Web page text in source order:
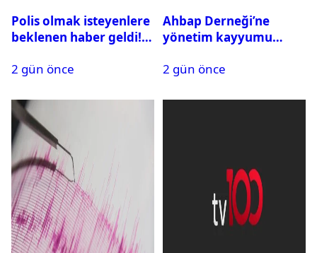
Polis olmak isteyenlere
beklenen haber geldi!
2 gün önce
Ahbap Derneği’ne
yönetim kayyumu
açıldı
2 gün önce